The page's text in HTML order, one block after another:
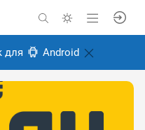
для Android